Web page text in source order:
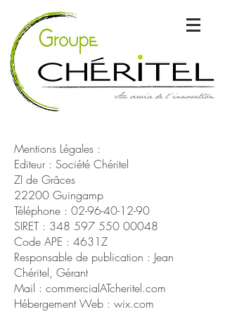
Mentions Légales :
Editeur : Société Chéritel
ZI de Grâces
22200 Guingamp
Téléphone : 02-96-40-12-90
SIRET : 348 597 550 00048
Code APE : 4631Z
Responsable de publication : Jean
Chéritel, Gérant
Mail : commercialATcheritel.com
Hébergement Web : wix.com